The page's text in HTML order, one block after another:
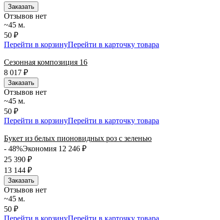
Заказать
Отзывов нет
~45 м.
50 ₽
Перейти в корзинуПерейти в карточку товара
Сезонная композиция 16
8 017 ₽
Заказать
Отзывов нет
~45 м.
50 ₽
Перейти в корзинуПерейти в карточку товара
Букет из белых пионовидных роз с зеленью
- 48%Экономия 12 246 ₽
25 390 ₽
13 144 ₽
Заказать
Отзывов нет
~45 м.
50 ₽
Перейти в корзинуПерейти в карточку товара